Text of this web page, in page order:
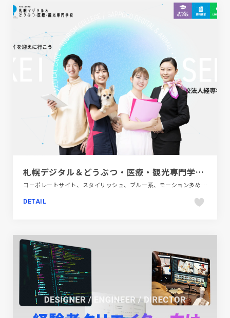
札幌デジタル＆どうぶつ・医療・観光専門学校 -
コーポレートサイト、スタイリッシュ、ブルー系、モーション多め、大きめ写真、教育・学校
DETAIL